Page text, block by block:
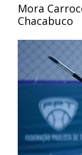
Mora
Chacabuco